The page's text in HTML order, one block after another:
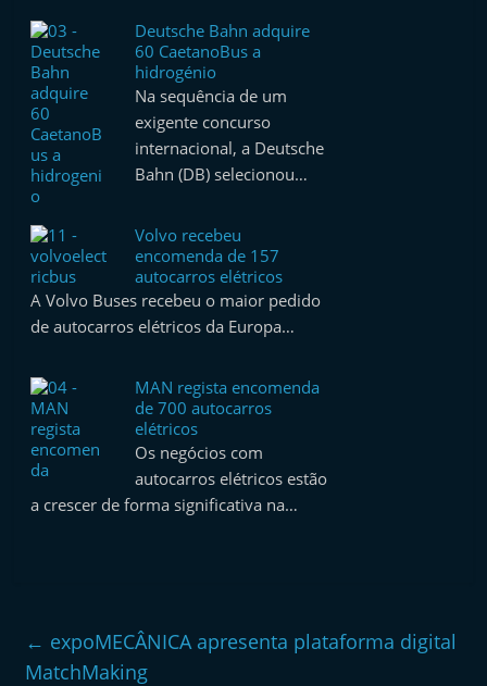
Deutsche Bahn adquire
60 CaetanoBus a
hidrogénio
Na sequência de um
exigente concurso
internacional, a Deutsche
Bahn (DB) selecionou…
Volvo recebeu
encomenda de 157
autocarros elétricos
A Volvo Buses recebeu o maior pedido
de autocarros elétricos da Europa…
MAN regista encomenda
de 700 autocarros
elétricos
Os negócios com
autocarros elétricos estão
a crescer de forma significativa na…
← expoMECÂNICA apresenta plataforma digital
MatchMaking